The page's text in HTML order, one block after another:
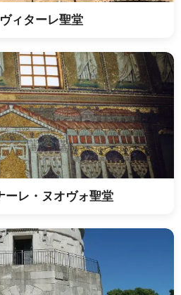
ィターレ聖堂
ーレ・ヌオヴォ聖堂